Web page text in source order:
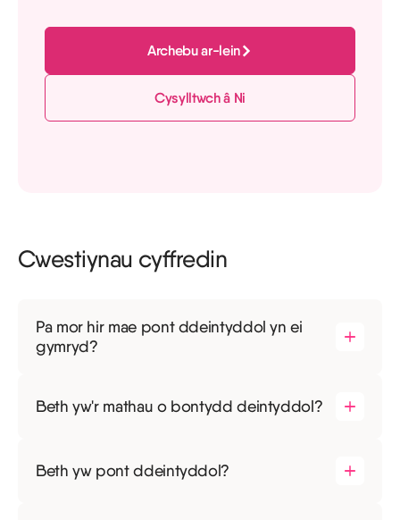
Archebu ar-lein
Cysylltwch â Ni
Cwestiynau cyffredin
Pa mor hir mae pont ddeintyddol yn ei
gymryd?
Beth yw'r mathau o bontydd deintyddol?
Beth yw pont ddeintyddol?